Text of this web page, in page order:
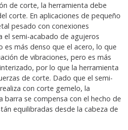
de corte, la herramienta debe
corte. En aplicaciones de pequeño
pesado con conexiones
el semi-acabado de agujeros
es más denso que el acero, lo que
de vibraciones, pero es más
por lo que la herramienta
de corte. Dado que el semi-
con corte gemelo, la
barra se compensa con el hecho de
equilibradas desde la cabeza de